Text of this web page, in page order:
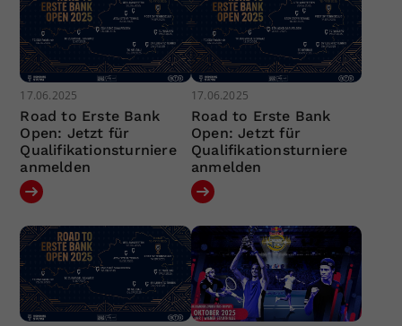
17.06.2025
Road to Erste Bank
Open: Jetzt für
Qualifikationsturniere
anmelden
17.06.2025
Road to Erste Bank
Open: Jetzt für
Qualifikationsturniere
anmelden